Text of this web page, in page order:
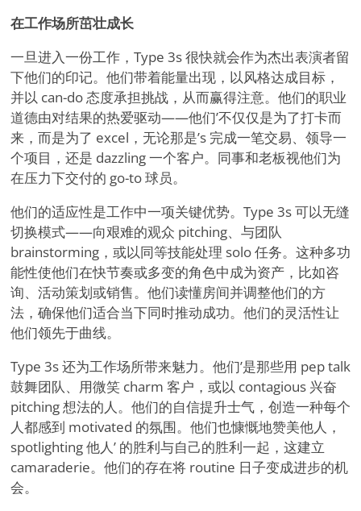
在工作场所茁壮成长
一旦进入一份工作，Type 3s 很快就会作为杰出表演者留
下他们的印记。他们带着能量出现，以风格达成目标，
并以 can-do 态度承担挑战，从而赢得注意。他们的职业
道德由对结果的热爱驱动——他们’不仅仅是为了打卡而
来，而是为了 excel，无论那是’s 完成一笔交易、领导一
个项目，还是 dazzling 一个客户。同事和老板视他们为
在压力下交付的 go-to 球员。
他们的适应性是工作中一项关键优势。Type 3s 可以无缝
切换模式——向艰难的观众 pitching、与团队
brainstorming，或以同等技能处理 solo 任务。这种多功
能性使他们在快节奏或多变的角色中成为资产，比如咨
询、活动策划或销售。他们读懂房间并调整他们的方
法，确保他们适合当下同时推动成功。他们的灵活性让
他们领先于曲线。
Type 3s 还为工作场所带来魅力。他们’是那些用 pep talk
鼓舞团队、用微笑 charm 客户，或以 contagious 兴奋
pitching 想法的人。他们的自信提升士气，创造一种每个
人都感到 motivated 的氛围。他们也慷慨地赞美他人，
spotlighting 他人’ 的胜利与自己的胜利一起，这建立
camaraderie。他们的存在将 routine 日子变成进步的机
会。